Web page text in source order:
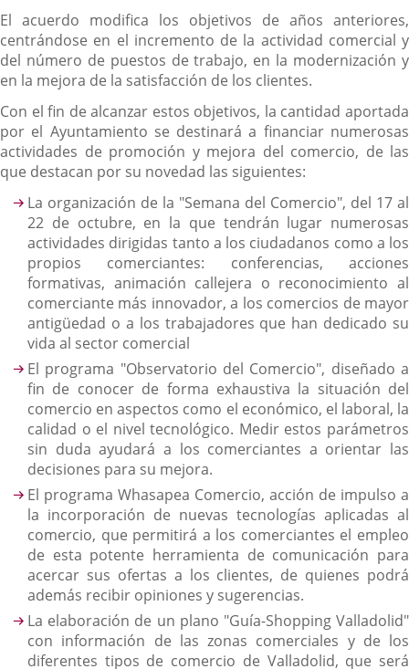
El acuerdo modifica los objetivos de años anteriores,
centrándose en el incremento de la actividad comercial y
del número de puestos de trabajo, en la modernización y
en la mejora de la satisfacción de los clientes.
Con el fin de alcanzar estos objetivos, la cantidad aportada
por el Ayuntamiento se destinará a financiar numerosas
actividades de promoción y mejora del comercio, de las
que destacan por su novedad las siguientes:
La organización de la "Semana del Comercio", del 17 al
22 de octubre, en la que tendrán lugar numerosas
actividades dirigidas tanto a los ciudadanos como a los
propios comerciantes: conferencias, acciones
formativas, animación callejera o reconocimiento al
comerciante más innovador, a los comercios de mayor
antigüedad o a los trabajadores que han dedicado su
vida al sector comercial
El programa "Observatorio del Comercio", diseñado a
fin de conocer de forma exhaustiva la situación del
comercio en aspectos como el económico, el laboral, la
calidad o el nivel tecnológico. Medir estos parámetros
sin duda ayudará a los comerciantes a orientar las
decisiones para su mejora.
El programa Whasapea Comercio, acción de impulso a
la incorporación de nuevas tecnologías aplicadas al
comercio, que permitirá a los comerciantes el empleo
de esta potente herramienta de comunicación para
acercar sus ofertas a los clientes, de quienes podrá
además recibir opiniones y sugerencias.
La elaboración de un plano "Guía-Shopping Valladolid"
con información de las zonas comerciales y de los
diferentes tipos de comercio de Valladolid, que será